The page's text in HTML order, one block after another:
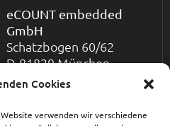
Cookies
verwenden wir verschiedene
eCOUNT embedded
GmbH
Schatzbogen 60/62
D-81829 München
Telefon: +49-(0)89-
45 45 71-211